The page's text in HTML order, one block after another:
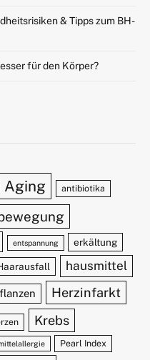
& Tipps zum BH-
für den Körper?
Aging antibiotika
entspannung erkältung
hausmittel
Herzinfarkt
Krebs
Pearl Index